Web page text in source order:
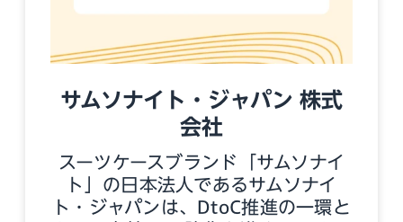
サムソナイト・ジャパン 株式
会社
スーツケースブランド「サムソナイ
ト」の日本法人であるサムソナイ
ト・ジャパンは、DtoC推進の一環と